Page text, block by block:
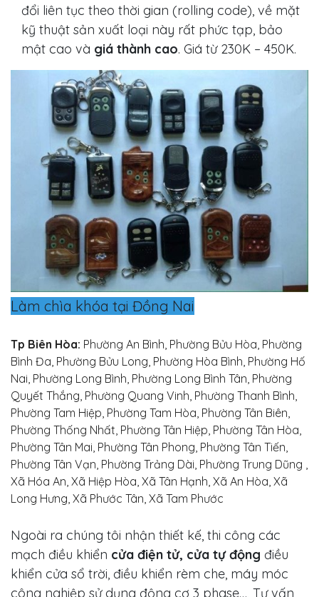
đổi liên tục theo thời gian (rolling code), về mặt
kỹ thuật sản xuất loại này rất phức tạp, bảo
mật cao và giá thành cao. Giá từ 230K – 450K.
Làm chìa khóa tại Đồng Nai
Tp Biên Hòa: Phường An Bình, Phường Bửu Hòa, Phường
Bình Đa, Phường Bửu Long, Phường Hòa Bình, Phường Hố
Nai, Phường Long Bình, Phường Long Bình Tân, Phường
Quyết Thắng, Phường Quang Vinh, Phường Thanh Bình,
Phường Tam Hiệp, Phường Tam Hòa, Phường Tân Biên,
Phường Thống Nhất, Phường Tân Hiệp, Phường Tân Hòa,
Phường Tân Mai, Phường Tân Phong, Phường Tân Tiến,
Phường Tân Vạn, Phường Trảng Dài, Phường Trung Dũng ,
Xã Hóa An, Xã Hiệp Hòa, Xã Tân Hạnh, Xã An Hòa, Xã
Long Hưng, Xã Phước Tân, Xã Tam Phước
Ngoài ra chúng tôi nhận thiết kế, thi công các
mạch điều khiển cửa điện tử, cửa tự động điều
khiển cửa sổ trời, điều khiển rèm che, máy móc
công nghiệp sử dụng động cơ 3 phase…, Tư vấn